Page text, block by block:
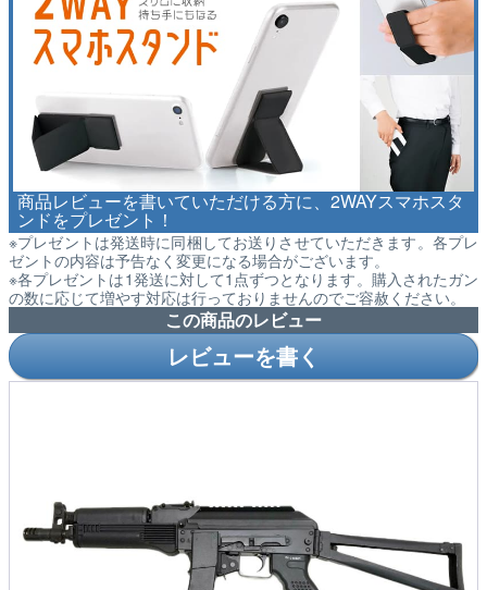
商品レビューを書いていただける方に、2WAYスマホスタ
ンドをプレゼント！
※プレゼントは発送時に同梱してお送りさせていただきます。各プレ
ゼントの内容は予告なく変更になる場合がございます。
※各プレゼントは1発送に対して1点ずつとなります。購入されたガン
の数に応じて増やす対応は行っておりませんのでご容赦ください。
この商品のレビュー
レビューを書く